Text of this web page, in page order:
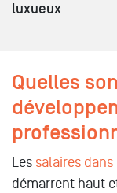
luxueux…
Quelles
Les salaires
démarrent haut